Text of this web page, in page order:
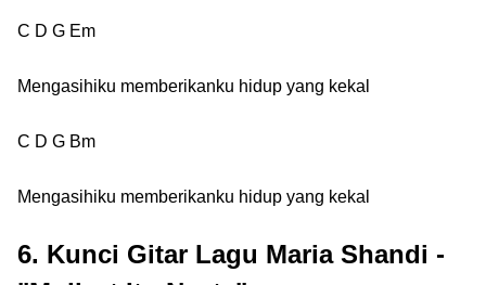
C D G Em
Mengasihiku memberikanku hidup yang kekal
C D G Bm
Mengasihiku memberikanku hidup yang kekal
6. Kunci Gitar Lagu Maria Shandi -